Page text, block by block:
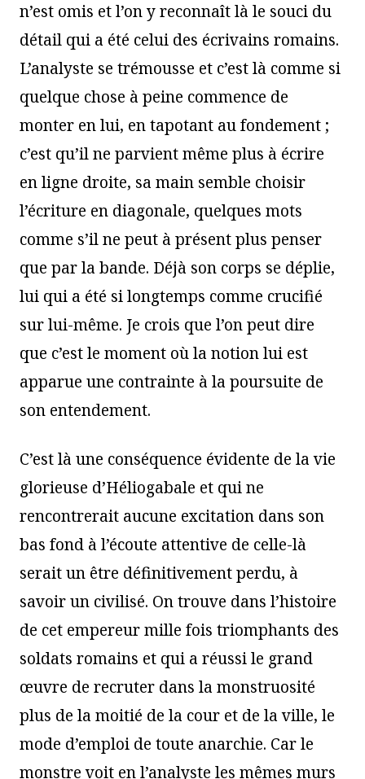
n’est omis et l’on y reconnaît là le souci du
détail qui a été celui des écrivains romains.
L’analyste se trémousse et c’est là comme si
quelque chose à peine commence de
monter en lui, en tapotant au fondement ;
c’est qu’il ne parvient même plus à écrire
en ligne droite, sa main semble choisir
l’écriture en diagonale, quelques mots
comme s’il ne peut à présent plus penser
que par la bande. Déjà son corps se déplie,
lui qui a été si longtemps comme crucifié
sur lui-même. Je crois que l’on peut dire
que c’est le moment où la notion lui est
apparue une contrainte à la poursuite de
son entendement.
C’est là une conséquence évidente de la vie
glorieuse d’Héliogabale et qui ne
rencontrerait aucune excitation dans son
bas fond à l’écoute attentive de celle-là
serait un être définitivement perdu, à
savoir un civilisé. On trouve dans l’histoire
de cet empereur mille fois triomphants des
soldats romains et qui a réussi le grand
œuvre de recruter dans la monstruosité
plus de la moitié de la cour et de la ville, le
mode d’emploi de toute anarchie. Car le
monstre voit en l’analyste les mêmes murs